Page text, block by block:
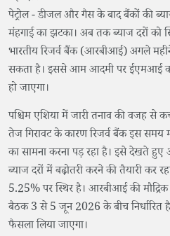
पेट्रोल - डीजल और गैस के बाद बैंकों की
मंहगाई का झटका। अब तक ब्याज दरों को
भारतीय रिजर्व बैंक (आरबीआई) अगले
सकता है। इससे आम आदमी पर ईएमआई
हो जाएगा।
पश्चिम एशिया में जारी तनाव की वजह
तेज गिरावट के कारण रिजर्व बैंक इस समय
का सामना करना पड़ रहा है। इसे देखते
ब्याज दरों में बढ़ोतरी करने की तैयारी कर
5.25% पर स्थिर है। आरबीआई की
बैठक 3 से 5 जून 2026 के बीच
फैसला लिया जाएगा।